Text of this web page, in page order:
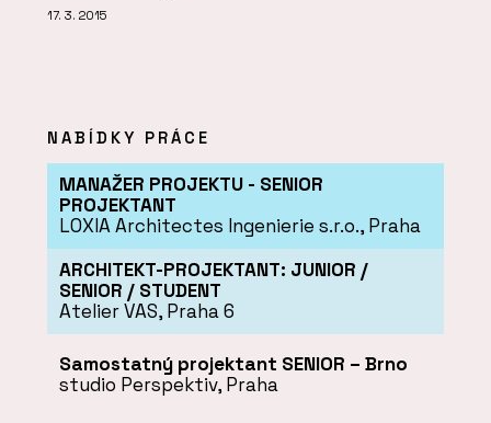
17. 3. 2015
NABÍDKY PRÁCE
MANAŽER PROJEKTU - SENIOR
PROJEKTANT
LOXIA Architectes Ingenierie s.r.o., Praha
ARCHITEKT-PROJEKTANT: JUNIOR /
SENIOR / STUDENT
Atelier VAS, Praha 6
Samostatný projektant SENIOR – Brno
studio Perspektiv, Praha